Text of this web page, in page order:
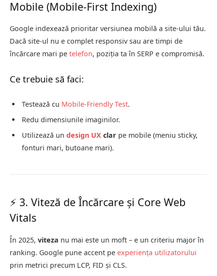
Mobile (Mobile-First Indexing)
Google indexează prioritar versiunea mobilă a site-ului tău.
Dacă site-ul nu e complet responsiv sau are timpi de
încărcare mari pe telefon, poziția ta în SERP e compromisă.
Ce trebuie să faci:
Testează cu Mobile-Friendly Test.
Redu dimensiunile imaginilor.
Utilizează un design UX clar pe mobile (meniu sticky,
fonturi mari, butoane mari).
⚡ 3. Viteză de Încărcare și Core Web
Vitals
În 2025, viteza nu mai este un moft – e un criteriu major în
ranking. Google pune accent pe experiența utilizatorului
prin metrici precum LCP, FID și CLS.